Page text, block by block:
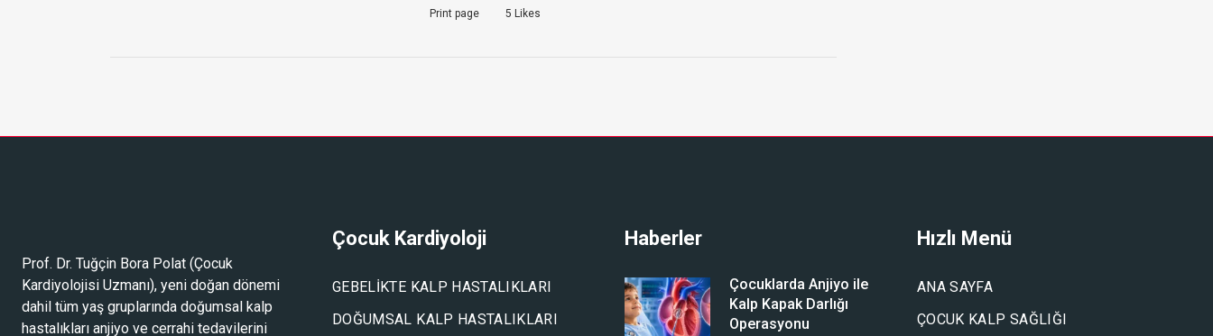
Print page 5 Likes
Prof. Dr. Tuğçin Bora Polat (Çocuk
Kardiyolojisi Uzmanı), yeni doğan dönemi
dahil tüm yaş gruplarında doğumsal kalp
hastalıkları anjiyo ve cerrahi tedavilerini
Çocuk Kardiyoloji
GEBELIKTE KALP HASTALIKLARI
DOĞUMSAL KALP HASTALIKLARI
Haberler
Çocuklarda Anjiyo ile
Kalp Kapak Darlığı
Operasyonu
Hızlı Menü
ANA SAYFA
ÇOCUK KALP SAĞLIĞI